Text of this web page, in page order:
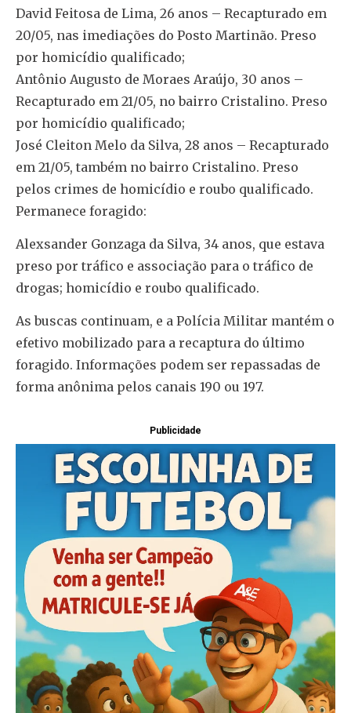
David Feitosa de Lima, 26 anos – Recapturado em
20/05, nas imediações do Posto Martinão. Preso
por homicídio qualificado;
Antônio Augusto de Moraes Araújo, 30 anos –
Recapturado em 21/05, no bairro Cristalino. Preso
por homicídio qualificado;
José Cleiton Melo da Silva, 28 anos – Recapturado
em 21/05, também no bairro Cristalino. Preso
pelos crimes de homicídio e roubo qualificado.
Permanece foragido:
Alexsander Gonzaga da Silva, 34 anos, que estava
preso por tráfico e associação para o tráfico de
drogas; homicídio e roubo qualificado.
As buscas continuam, e a Polícia Militar mantém o
efetivo mobilizado para a recaptura do último
foragido. Informações podem ser repassadas de
forma anônima pelos canais 190 ou 197.
Publicidade